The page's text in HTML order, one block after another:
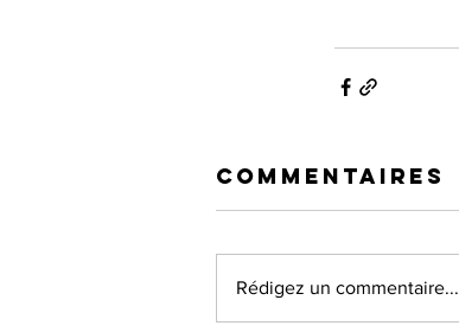
Commentaires
Rédigez un commentaire...